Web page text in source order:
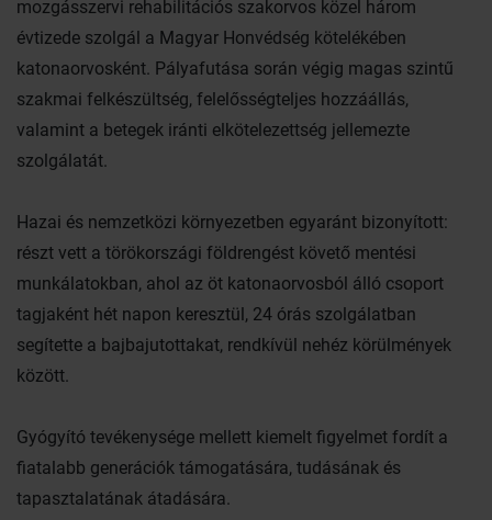
mozgásszervi rehabilitációs szakorvos közel három
évtizede szolgál a Magyar Honvédség kötelékében
katonaorvosként. Pályafutása során végig magas szintű
szakmai felkészültség, felelősségteljes hozzáállás,
valamint a betegek iránti elkötelezettség jellemezte
szolgálatát.
Hazai és nemzetközi környezetben egyaránt bizonyított:
részt vett a törökországi földrengést követő mentési
munkálatokban, ahol az öt katonaorvosból álló csoport
tagjaként hét napon keresztül, 24 órás szolgálatban
segítette a bajbajutottakat, rendkívül nehéz körülmények
között.
Gyógyító tevékenysége mellett kiemelt figyelmet fordít a
fiatalabb generációk támogatására, tudásának és
tapasztalatának átadására.